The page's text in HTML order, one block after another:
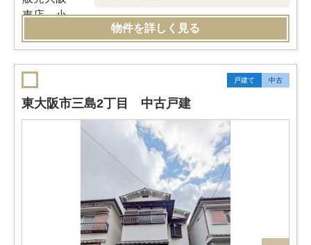
物件を詳しく見る
戸建て 中古
東大阪市三島2丁目 中古戸建